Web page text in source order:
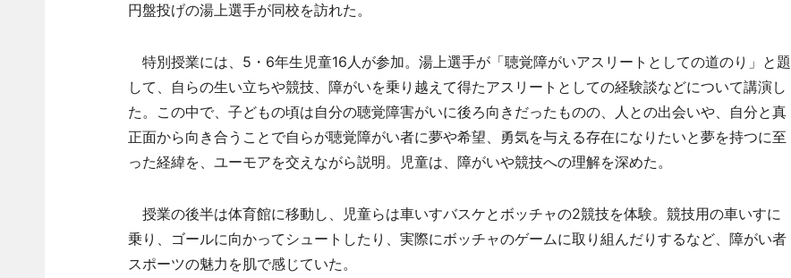
円盤投げの湯上選手が同校を訪れた。
特別授業には、5・6年生児童16人が参加。湯上選手が「聴覚障がいアスリートとしての道のり」と題
して、自らの生い立ちや競技、障がいを乗り越えて得たアスリートとしての経験談などについて講演し
た。この中で、子どもの頃は自分の聴覚障害がいに後ろ向きだったものの、人との出会いや、自分と真
正面から向き合うことで自らが聴覚障がい者に夢や希望、勇気を与える存在になりたいと夢を持つに至
った経緯を、ユーモアを交えながら説明。児童は、障がいや競技への理解を深めた。
授業の後半は体育館に移動し、児童らは車いすバスケとボッチャの2競技を体験。競技用の車いすに
乗り、ゴールに向かってシュートしたり、実際にボッチャのゲームに取り組んだりするなど、障がい者
スポーツの魅力を肌で感じていた。